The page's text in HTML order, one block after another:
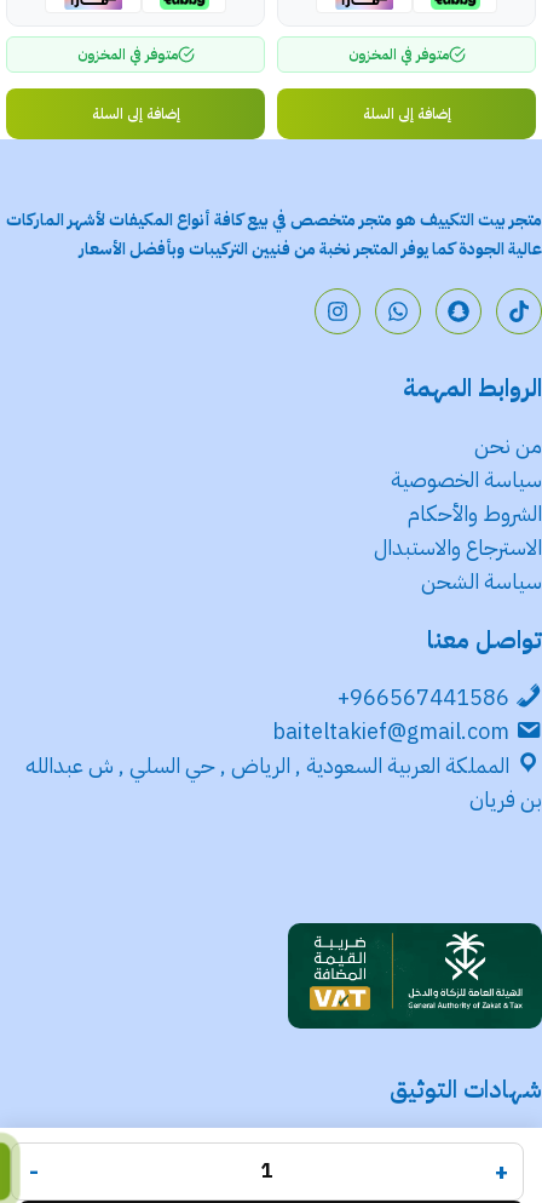
متوفر في المخزون
إضافة إلى السلة
متوفر في المخزون
إضافة إلى السلة
متجر بيت التكييف هو متجر متخصص في بيع كافة أنواع المكيفات لأشهر الماركات
عالية الجودة كما يوفر المتجر نخبة من فنيين التركيبات وبأفضل الأسعار
الروابط المهمة
من نحن
سياسة الخصوصية
الشروط والأحكام
الاسترجاع والاستبدال
سياسة الشحن
تواصل معنا
966567441586+
baiteltakief@gmail.com
المملكة العربية السعودية , الرياض , حي السلي , ش عبدالله
بن فريان
شهادات التوثيق
جميع الحقوق محفوظة لـمتجر بيت التكييف© 2025.
تم التطوير بواسطةCode Times +
-